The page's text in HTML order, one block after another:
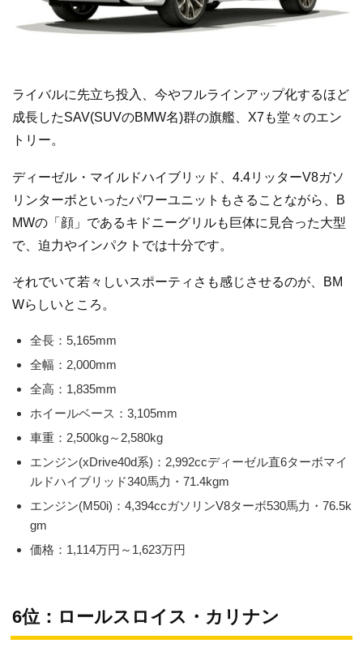
ライバルに先立ち投入、今やフルラインアップ化するほど
成長したSAV(SUVのBMW名)群の旗艦、X7も堂々のエン
トリー。
ディーゼル・マイルドハイブリッド、4.4リッターV8ガソ
リンターボといったパワーユニットもさることながら、B
MWの「顔」であるキドニーグリルも巨体に見合った大型
で、迫力やインパクトでは十分です。
それでいて若々しいスポーティさも感じさせるのが、BM
Wらしいところ。
全長：5,165mm
全幅：2,000mm
全高：1,835mm
ホイールベース：3,105mm
車重：2,500kg～2,580kg
エンジン(xDrive40d系)：2,992ccディーゼル直6ターボマイ
ルドハイブリッド340馬力・71.4kgm
エンジン(M50i)：4,394ccガソリンV8ターボ530馬力・76.5k
gm
価格：1,114万円～1,623万円
6位：ロールスロイス・カリナン